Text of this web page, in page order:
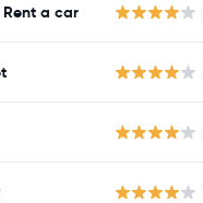
Rent a car